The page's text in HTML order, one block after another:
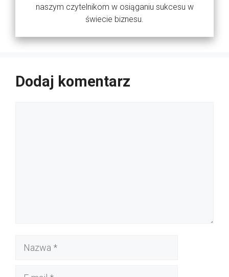
naszym czytelnikom w osiąganiu sukcesu w
świecie biznesu.
Dodaj komentarz
Nazwa